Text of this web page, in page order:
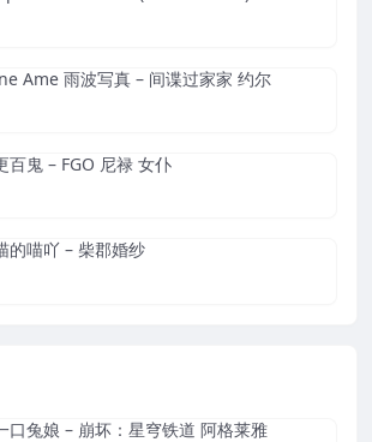
Ame 雨波写真 – 间谍过家家 约尔
百鬼 – FGO 尼禄 女仆
的喵吖 – 柴郡婚纱
口兔娘 – 崩坏：星穹铁道 阿格莱雅